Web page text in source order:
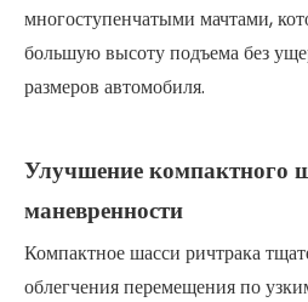
многоступенчатыми мачтами,
большую высоту подъема без
размеров автомобиля.
Улучшение компактного
маневренности
Компактное шасси ричтрака
облегчения перемещения по